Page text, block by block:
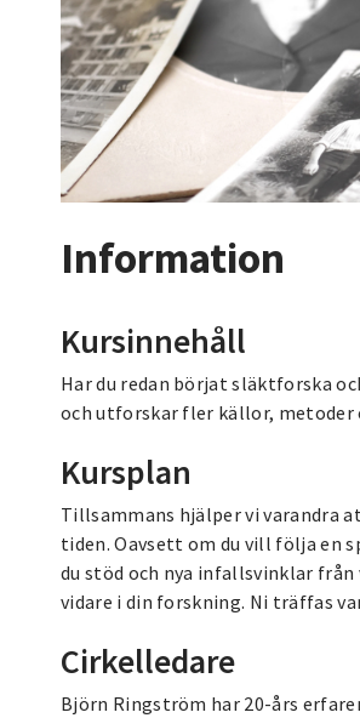
Information
Kursinnehåll
Har du redan börjat släktforska
och utforskar fler källor, metoder
Kursplan
Tillsammans hjälper vi varandra
tiden. Oavsett om du vill följa en
du stöd och nya infallsvinklar från
vidare i din forskning. Ni träffas
Cirkelledare
Björn Ringström har 20-års